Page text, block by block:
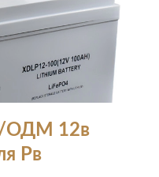
ОДМ 12в
Рв